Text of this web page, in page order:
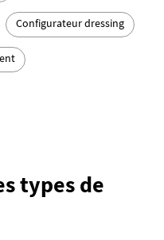
Configurateur dressing
types de